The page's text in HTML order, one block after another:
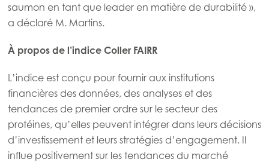
Mowi Ireland
Mowi Norway
Mowi Poland
Mowi Scotland
Mowi Spain
Continue
saumon en tant que leader en matière de durabilité »,
a déclaré M. Martins.
À propos de l’indice Coller FAIRR
L’indice est conçu pour fournir aux institutions
financières des données, des analyses et des
tendances de premier ordre sur le secteur des
protéines, qu’elles peuvent intégrer dans leurs décisions
d’investissement et leurs stratégies d’engagement. Il
influe positivement sur les tendances du marché